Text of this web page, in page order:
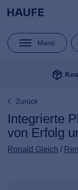
Menü
package_2
Zurück
Integrierte
von Erfolg
Ronald Gleich /